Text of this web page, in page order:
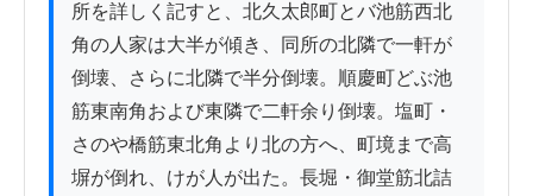
所を詳しく記すと、北久太郎町とバ池筋西北
角の人家は大半が傾き、同所の北隣で一軒が
倒壊、さらに北隣で半分倒壊。順慶町どぶ池
筋東南角および東隣で二軒余り倒壊。塩町・
さのや橋筋東北角より北の方へ、町境まで高
塀が倒れ、けが人が出た。長堀・御堂筋北詰